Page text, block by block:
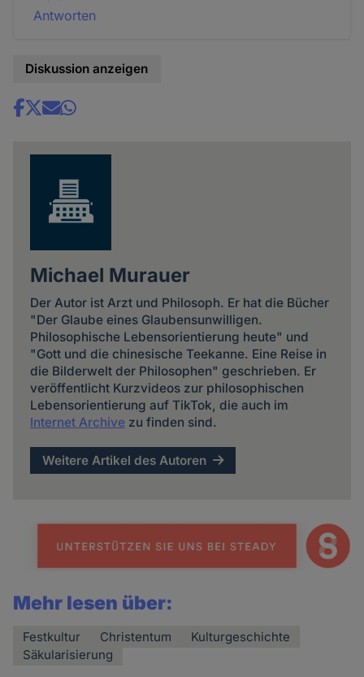
Antworten
Diskussion anzeigen
Share
Michael Murauer
Der Autor ist Arzt und Philosoph. Er hat die Bücher
"Der Glaube eines Glaubensunwilligen.
Philosophische Lebensorientierung heute" und
"Gott und die chinesische Teekanne. Eine Reise in
die Bilderwelt der Philosophen" geschrieben. Er
veröffentlicht Kurzvideos zur philosophischen
Lebensorientierung auf TikTok, die auch im
Internet Archive zu finden sind.
Weitere Artikel des Autoren
Mehr lesen über:
Festkultur Christentum
Kulturgeschichte
Säkularisierung